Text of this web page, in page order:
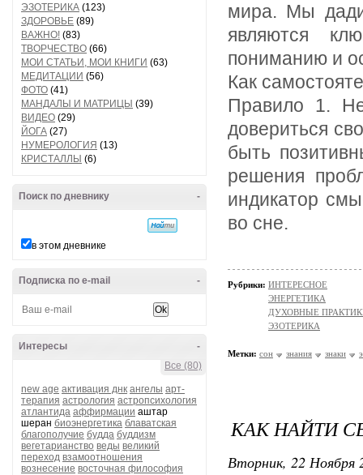
ЭЗОТЕРИКА (123)
ЗДОРОВЬЕ (89)
ВАЖНО! (83)
ТВОРЧЕСТВО (66)
МОИ СТАТЬИ, МОИ КНИГИ (63)
МЕДИТАЦИИ (56)
ФОТО (41)
МАНДАЛЫ И МАТРИЦЫ (39)
ВИДЕО (29)
ЙОГА (27)
НУМЕРОЛОГИЯ (13)
КРИСТАЛЛЫ (6)
-
Поиск по дневнику
в этом дневнике
-
Подписка по e-mail
-
Интересы
Все (80)
new age активация днк ангелы арт-
терапия астрология астропсихология
атлантида аффирмации аштар
шеран биоэнергетика блаватская
благополучие будда буддизм
вегетарианство веды великий
переход взамоотношения
вознесение восточная философия
мира. Мы
являются
пониманию и
Как
Правило 1.
довериться
быть
решения
индикатор
во сне.
Рубрики: ИНТЕРЕСНОЕ
ЭНЕРГЕТИКА
ДУХОВНЫЕ
ЭЗОТЕРИКА
Метки: сон знания знаки
КАК НАЙТИ
Вторник, 22 Ноября